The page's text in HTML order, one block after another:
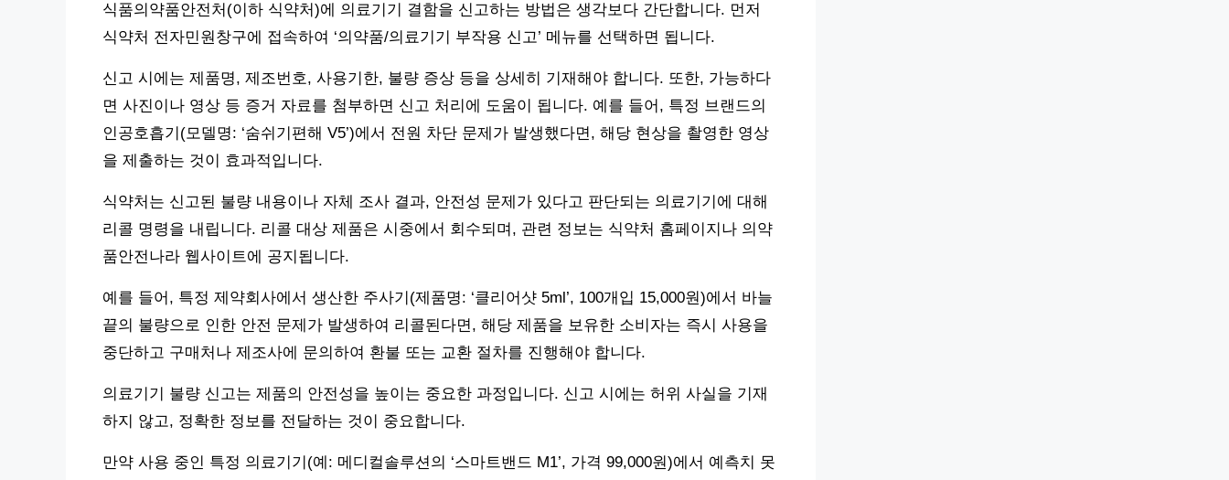
식품의약품안전처(이하 식약처)에 의료기기 결함을 신고하는 방법은 생각보다 간단합니다. 먼저
식약처 전자민원창구에 접속하여 ‘의약품/의료기기 부작용 신고’ 메뉴를 선택하면 됩니다.
신고 시에는 제품명, 제조번호, 사용기한, 불량 증상 등을 상세히 기재해야 합니다. 또한, 가능하다
면 사진이나 영상 등 증거 자료를 첨부하면 신고 처리에 도움이 됩니다. 예를 들어, 특정 브랜드의
인공호흡기(모델명: ‘숨쉬기편해 V5’)에서 전원 차단 문제가 발생했다면, 해당 현상을 촬영한 영상
을 제출하는 것이 효과적입니다.
식약처는 신고된 불량 내용이나 자체 조사 결과, 안전성 문제가 있다고 판단되는 의료기기에 대해
리콜 명령을 내립니다. 리콜 대상 제품은 시중에서 회수되며, 관련 정보는 식약처 홈페이지나 의약
품안전나라 웹사이트에 공지됩니다.
예를 들어, 특정 제약회사에서 생산한 주사기(제품명: ‘클리어샷 5ml’, 100개입 15,000원)에서 바늘
끝의 불량으로 인한 안전 문제가 발생하여 리콜된다면, 해당 제품을 보유한 소비자는 즉시 사용을
중단하고 구매처나 제조사에 문의하여 환불 또는 교환 절차를 진행해야 합니다.
의료기기 불량 신고는 제품의 안전성을 높이는 중요한 과정입니다. 신고 시에는 허위 사실을 기재
하지 않고, 정확한 정보를 전달하는 것이 중요합니다.
만약 사용 중인 특정 의료기기(예: 메디컬솔루션의 ‘스마트밴드 M1’, 가격 99,000원)에서 예측치 못